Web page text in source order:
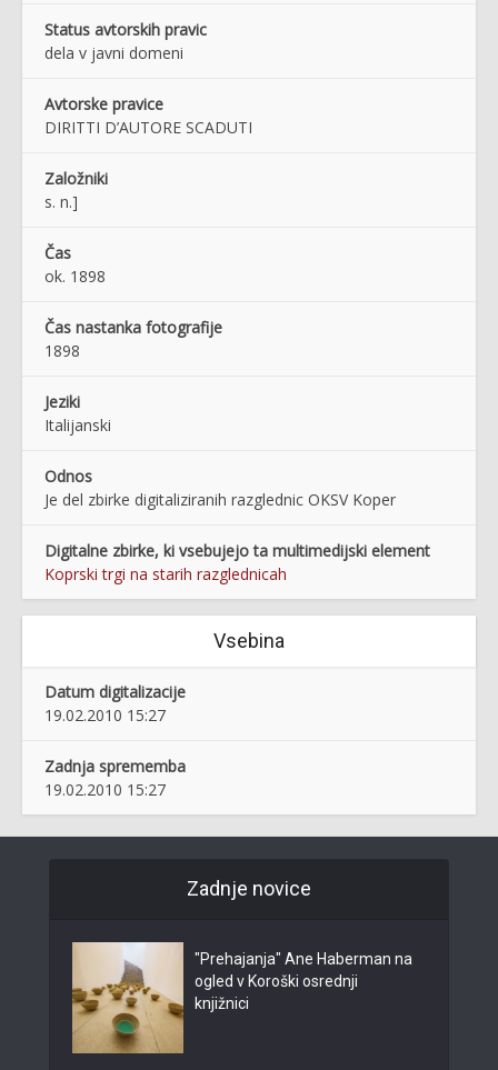
Status avtorskih pravic
dela v javni domeni
Avtorske pravice
DIRITTI D’AUTORE SCADUTI
Založniki
s. n.]
Čas
ok. 1898
Čas nastanka fotografije
1898
Jeziki
Italijanski
Odnos
Je del zbirke digitaliziranih razglednic OKSV Koper
Digitalne zbirke, ki vsebujejo ta multimedijski element
Koprski trgi na starih razglednicah
Vsebina
Datum digitalizacije
19.02.2010 15:27
Zadnja sprememba
19.02.2010 15:27
Zadnje novice
"Prehajanja" Ane Haberman na
ogled v Koroški osrednji
knjižnici